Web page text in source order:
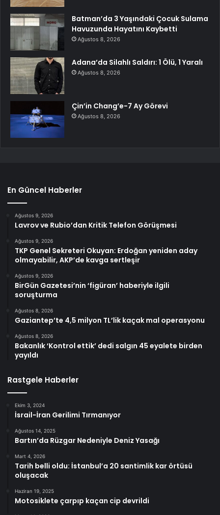
Batman’da 3 Yaşındaki Çocuk Sulama
Havuzunda Hayatını Kaybetti
Ağustos 8, 2026
Adana’da Silahlı Saldırı: 1 Ölü, 1 Yaralı
Ağustos 8, 2026
Çin’in Chang’e-7 Ay Görevi
Ağustos 8, 2026
En Güncel Haberler
Ağustos 9, 2026
Lavrov ve Rubio’dan Kritik Telefon Görüşmesi
Ağustos 9, 2026
TKP Genel Sekreteri Okuyan: Erdoğan yeniden aday
olmayabilir, AKP’de kavga sertleşir
Ağustos 9, 2026
BirGün Gazetesi’nin ‘figüran’ haberiyle ilgili
soruşturma
Ağustos 8, 2026
Gaziantep’te 4,5 milyon TL’lik kaçak mal operasyonu
Ağustos 8, 2026
Bakanlık ‘Kontrol ettik’ dedi salgın 45 eyalete birden
yayıldı
Rastgele Haberler
Ekim 3, 2024
İsrail-İran Gerilimi Tırmanıyor
Ağustos 14, 2025
Bartın’da Rüzgar Nedeniyle Deniz Yasağı
Mart 4, 2026
Tarih belli oldu: İstanbul’a 20 santimlik kar örtüsü
oluşacak
Haziran 19, 2025
Motosiklete çarpıp kaçan cip devrildi